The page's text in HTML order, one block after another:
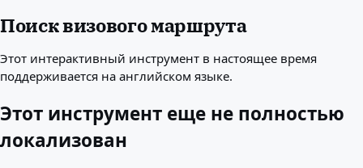
Все страны
Сценарии
Лучшие страны для вас
Ресурсы
Агентства
Глоссарий
Поиск визового маршрута
Этот интерактивный инструмент в настоящее время
поддерживается на английском языке.
Этот инструмент еще не полностью
локализован